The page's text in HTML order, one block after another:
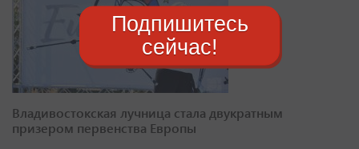
Владивостокская лучница стала двукратным
призером первенства Европы
Подпишитесь
сейчас!